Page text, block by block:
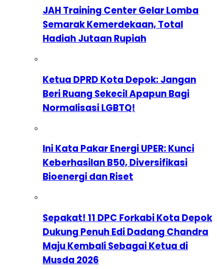
JAH Training Center Gelar Lomba
Semarak Kemerdekaan, Total
Hadiah Jutaan Rupiah
Ketua DPRD Kota Depok: Jangan
Beri Ruang Sekecil Apapun Bagi
Normalisasi LGBTQ!
Ini Kata Pakar Energi UPER: Kunci
Keberhasilan B50, Diversifikasi
Bioenergi dan Riset
Sepakat! 11 DPC Forkabi Kota Depok
Dukung Penuh Edi Dadang Chandra
Maju Kembali Sebagai Ketua di
Musda 2026